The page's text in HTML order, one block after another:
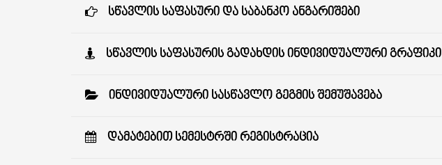
ᲡᲬᲐᲕᲚᲘᲡ ᲡᲐᲤᲐᲡᲣᲠᲘ ᲓᲐ ᲡᲐᲑᲐᲜᲙᲝ ᲐᲜᲒᲐᲠᲘᲨᲔᲑᲘ
ᲡᲬᲐᲕᲚᲘᲡ ᲡᲐᲤᲐᲡᲣᲠᲘᲡ ᲒᲐᲓᲐᲮᲓᲘᲡ ᲘᲜᲓᲘᲕᲘᲓᲣᲐᲚᲣᲠᲘ ᲒᲠᲐᲤᲘᲙᲘ
ᲘᲜᲓᲘᲕᲘᲓᲣᲐᲚᲣᲠᲘ ᲡᲐᲡᲬᲐᲕᲚᲝ ᲒᲔᲒᲛᲘᲡ ᲨᲔᲛᲣᲨᲐᲕᲔᲑᲐ
ᲓᲐᲛᲐᲢᲔᲑᲘᲗ ᲡᲔᲛᲔᲡᲢᲠᲨᲘ ᲠᲔᲒᲘᲡᲢᲠᲐᲪᲘᲐ